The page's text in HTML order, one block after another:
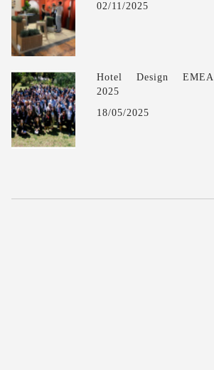
02/11/2025
Hotel Design EMEA
2025
18/05/2025